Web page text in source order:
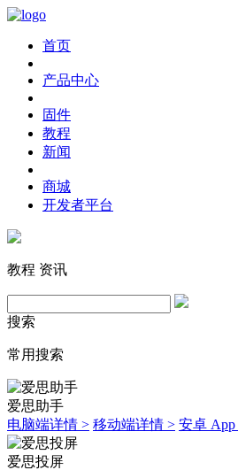
首页
产品中心
固件
教程
新闻
商城
开发者平台
教程 资讯
搜索
常用搜索
爱思助手
电脑端详情 > 移动端详情 > 安卓
爱思投屏